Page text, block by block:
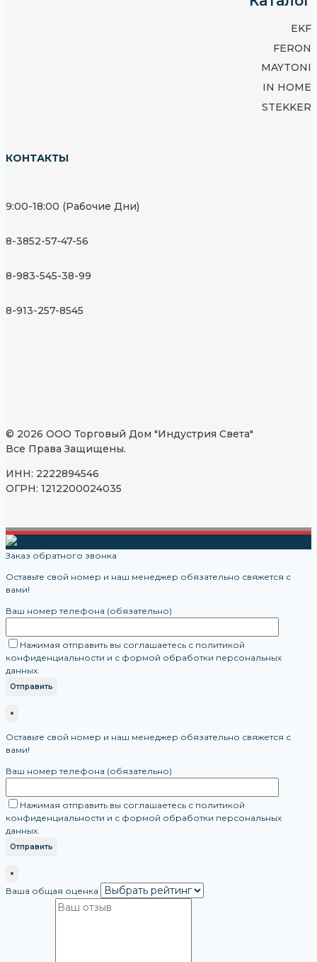
EKF
FERON
MAYTONI
IN HOME
STEKKER
КОНТАКТЫ
9:00-18:00 (Рабочие Дни)
8-3852-57-47-56
8-983-545-38-99
8-913-257-8545
© 2026 ООО Торговый Дом "Индустрия Света"
Все Права Защищены.
ИНН: 2222894546
ОГРН: 1212200024035
Заказ обратного звонка
Оставьте свой номер и наш менеджер обязательно свяжется с
вами!
Ваш номер телефона (обязательно)
Нажимая отправить вы соглашаетесь с политикой
конфиденциальности и с формой обработки персональных
данных.
×
Оставьте свой номер и наш менеджер обязательно свяжется с
вами!
Ваш номер телефона (обязательно)
Нажимая отправить вы соглашаетесь с политикой
конфиденциальности и с формой обработки персональных
данных.
×
Ваша общая оценка